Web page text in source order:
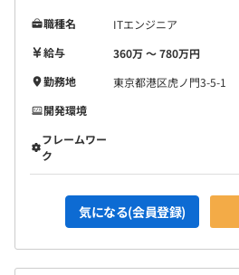
職種名
ITエンジニア
給与
360万 〜 780万円
勤務地
東京都港区虎ノ門3-5-1
開発環境
フレームワー
ク
気になる(会員登録)